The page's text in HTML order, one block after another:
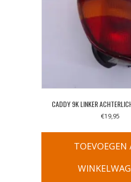
CADDY 9K LINKER
€19,95
TOEVOEGEN